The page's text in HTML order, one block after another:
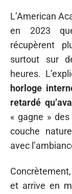
L’American
en 2023
récupèrent
surtout sur
heures.
horloge
retardé
« gagne »
couche
avec
et arrive en